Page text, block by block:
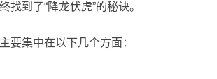
找到了“降龙伏虎”的秘诀。
要集中在以下几个方面：